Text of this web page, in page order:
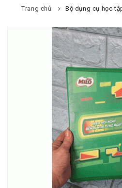
Trang chủ Bộ dụng cụ học